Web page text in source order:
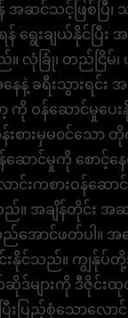
န် အဆင်သင့်ဖြစ်ပြီ
ရွေးချယ်နိုင်ပြီး
။ လုံခြုံ၊ တည်ငြိမ်
ခရီးသွားရင်း အ
ဝန်ဆောင်မှုပေး
ားမှမ၀င်သော
ဆောင်မှုကို စောင့်န
င်းကစားဝန်ဆောင်
သည်။ အချိန်တိုင်း
ောင်ဖတ်ပါ။ အလေ
ာင်းနိုင်သည်။ ကျွ
ဒ်များကို ဒီဇိုင်းထု
းပြည့်စုံသောလော